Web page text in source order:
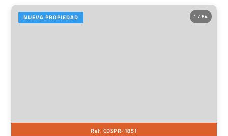
1 / 84
NUEVA PROPIEDAD
Ref. CDSPR-1851